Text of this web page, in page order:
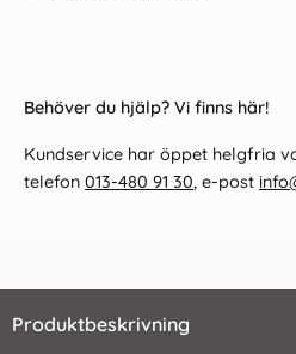
Behöver du hjälp? Vi finns här!
Kundservice har öppet helgfria
telefon 013-480 91 30, e-post
Produktbeskrivning